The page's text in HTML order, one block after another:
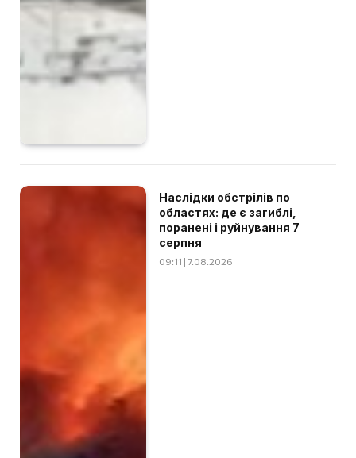
Наслідки обстрілів по
областях: де є загиблі,
поранені і руйнування 7
серпня
09:11 | 7.08.2026